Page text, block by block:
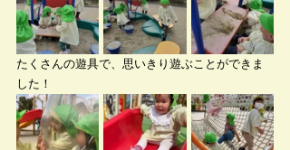
たくさんの遊具で、思いきり遊ぶことができま
した！